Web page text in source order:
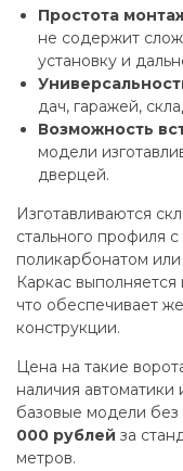
Простота
не содержит
установку и
дач, гаражей,
Возможность
модели
дверцей.
Изготавливаются
стального профиля
поликарбонатом
Каркас выполняется
что обеспечивает
конструкции.
Цена на такие
наличия
базовые модели без
000 рублей за
метров.